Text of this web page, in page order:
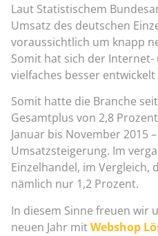
Laut Statistischem
Umsatz des deutschen
voraussichtlich um knapp
Somit hat sich der
vielfaches besser
Somit hatte die Branche
Gesamtplus von 2,8
Januar bis November 2015
Umsatzsteigerung. Im
Einzelhandel, im Vergleich,
nämlich nur 1,2 Prozent.
In diesem Sinne freuen wir
neuen Jahr mitWebshop